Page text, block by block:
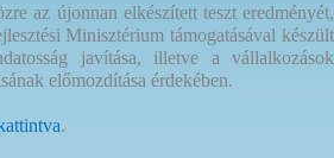
az újonnan elkészített teszt eredményét,
Minisztérium támogatásával készült
javítása, illetve a vállalkozások
előmozdítása érdekében.
.